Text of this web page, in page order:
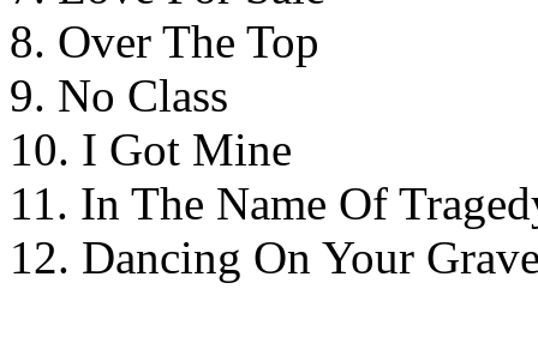
8. Over The Top
9. No Class
10. I Got Mine
11. In The Name Of
12. Dancing On Your